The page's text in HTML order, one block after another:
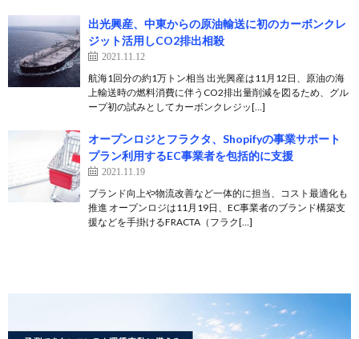
出光興産、中東からの原油輸送に初のカーボンクレ
ジット活用しCO2排出相殺
2021.11.12
航海1回分の約1万トン相当 出光興産は11月12日、原油の海
上輸送時の燃料消費に伴うCO2排出量削減を図るため、グル
ープ初の試みとしてカーボンクレジッ[…]
オープンロジとフラクタ、Shopifyの事業サポート
プラン利用するEC事業者を包括的に支援
2021.11.19
ブランド向上や物流改善など一体的に担当、コスト最適化も
推進 オープンロジは11月19日、EC事業者のブランド構築支
援などを手掛けるFRACTA（フラク[…]